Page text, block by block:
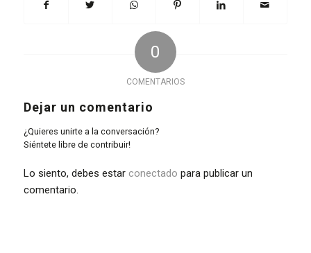
0
COMENTARIOS
Dejar un comentario
¿Quieres unirte a la conversación?
Siéntete libre de contribuir!
Lo siento, debes estar conectado para publicar un
comentario.